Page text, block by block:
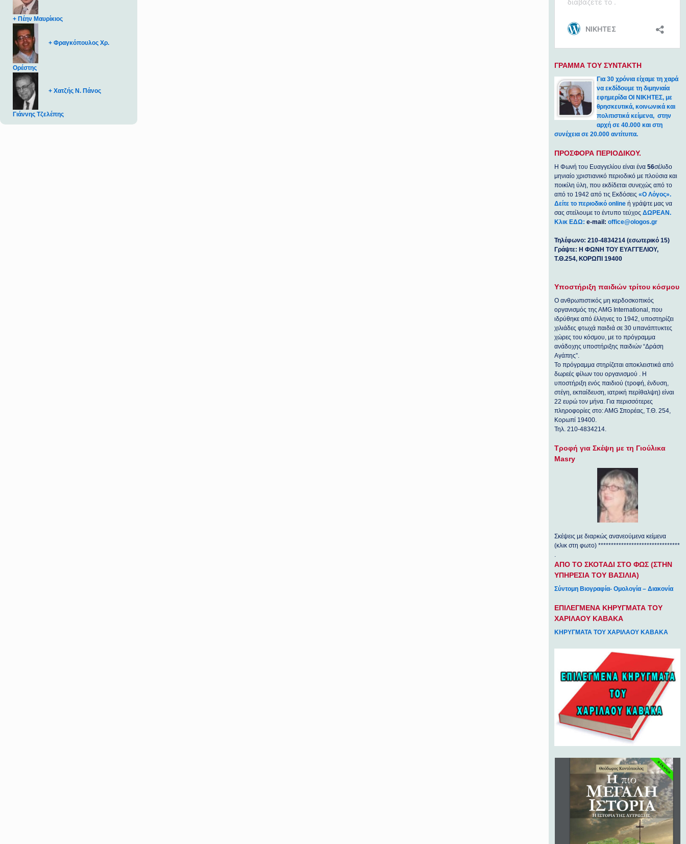
+ Πέην Μαυρίκιος
+ Φραγκόπουλος Χρ.
Ορέστης
+ Χατζής Ν. Πάνος
Γιάννης Τζελέπης
ΓΡΑΜΜΑ ΤΟΥ ΣΥΝΤΑΚΤΗ
Για 30 χρόνια είχαμε τη χαρά
να εκδίδουμε τη διμηνιαία
εφημερίδα ΟΙ ΝΙΚΗΤΕΣ, με
θρησκευτικά, κοινωνικά και
πολιτιστικά κείμενα, στην
αρχή σε 40.000 και στη
συνέχεια σε 20.000 αντίτυπα.
ΠΡΟΣΦΟΡΑ ΠΕΡΙΟΔΙΚΟΥ.
Η Φωνή του Ευαγγελίου είναι ένα56σέλιδο
μηνιαίο χριστιανικό περιοδικό με πλούσια και
ποικίλη ύλη, που εκδίδεται συνεχώς από το
από το 1942 από τις Εκδόσεις«Ο Λόγος».
Δείτε το περιοδικό online ή γράψτε μας να
σας στείλουμε το έντυπο τεύχοςΔΩΡΕΑΝ.
Κλικ ΕΔΩ: e-mail:office@ologos.gr
Τηλέφωνο: 210-4834214 (εσωτερικό 15)
Γράψτε: Η ΦΩΝΗ ΤΟΥ ΕΥΑΓΓΕΛΙΟΥ,
Τ.Θ.254, ΚΟΡΩΠΙ 19400
Υποστήριξη παιδιών τρίτου κόσμου
Ο ανθρωπιστικός μη κερδοσκοπικός
οργανισμός της ΑΜG International, που
ιδρύθηκε από έλληνες το 1942, υποστηρίζει
χιλιάδες φτωχά παιδιά σε 30 υπανάπτυκτες
χώρες του κόσμου, με το πρόγραμμα
ανάδοχης υποστήριξης παιδιών “Δράση
Αγάπης”.
Το πρόγραμμα στηρίζεται αποκλειστικά από
δωρεές φίλων του οργανισμού . Η
υποστήριξη ενός παιδιού (τροφή, ένδυση,
στέγη, εκπαίδευση, ιατρική περίθαλψη) είναι
22 ευρώ τον μήνα. Για περισσότερες
πληροφορίες στο: ΑΜG Σπορέας, Τ.Θ. 254,
Κορωπί 19400.
Τηλ. 210-4834214.
Τροφή για Σκέψη με τη Γιούλικα
Masry
Σκέψεις με διαρκώς ανανεούμενα κείμενα
(κλικ στη φωτο) ********************************
.
ΑΠΟ ΤΟ ΣΚΟΤΑΔΙ ΣΤΟ ΦΩΣ (ΣΤΗΝ
ΥΠΗΡΕΣΙΑ ΤΟΥ ΒΑΣΙΛΙΑ)
Σύντομη Βιογραφία- Ομολογία – Διακονία
ΕΠΙΛΕΓΜΕΝΑ ΚΗΡΥΓΜΑΤΑ ΤΟΥ
ΧΑΡΙΛΑΟΥ ΚΑΒΑΚΑ
ΚΗΡΥΓΜΑΤΑ ΤΟΥ ΧΑΡΙΛΑΟΥ ΚΑΒΑΚΑ